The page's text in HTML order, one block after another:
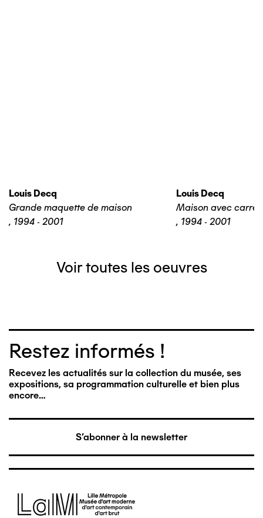
Louis Decq
Grande maquette de maison
, 1994 - 2001
Louis Decq
Maison avec
, 1994 - 2001
Voir toutes les oeuvres
Restez informés !
Recevez les actualités sur la collection du musée, ses
expositions, sa programmation culturelle et bien plus
encore…
S'abonner à la newsletter
Image